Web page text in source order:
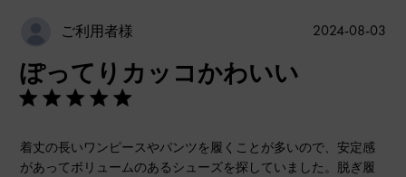
ご利用者様
ぽってりカッコかわいい
着丈の長いワンピースやパンツを履くことが多いので、安定感
があってボリュームのあるシューズを探していました。脱ぎ履
公
2024-08-03